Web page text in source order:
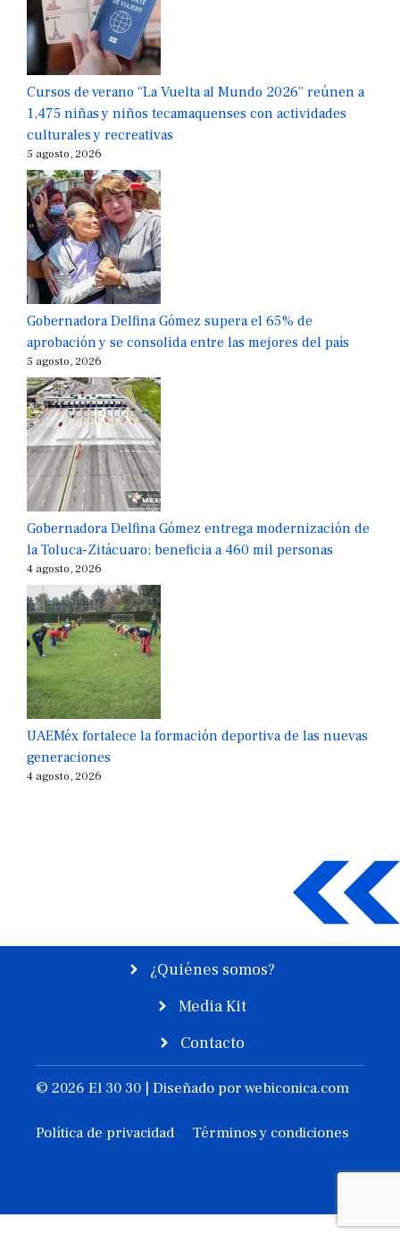
Cursos de verano “La Vuelta al Mundo 2026” reúnen a
1,475 niñas y niños tecamaquenses con actividades
culturales y recreativas
5 agosto, 2026
Gobernadora Delfina Gómez supera el 65% de
aprobación y se consolida entre las mejores del país
5 agosto, 2026
Gobernadora Delfina Gómez entrega modernización de
la Toluca-Zitácuaro; beneficia a 460 mil personas
4 agosto, 2026
UAEMéx fortalece la formación deportiva de las nuevas
generaciones
4 agosto, 2026
¿Quiénes somos?
Media Kit
Contacto
© 2026 El 30 30 | Diseñado porwebiconica.com
Política de privacidad Términos y condiciones